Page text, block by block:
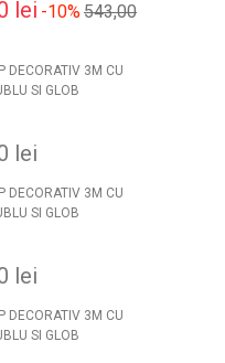
lei -10%543,00
lei
lei